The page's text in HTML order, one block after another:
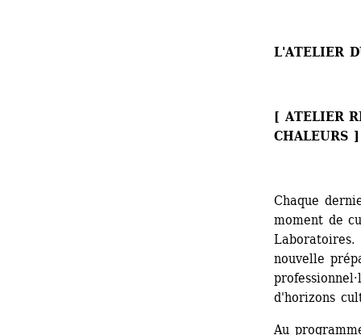
L'ATELIER
[ ATELIER
CHALEURS
Chaque
moment de
Laboratoires.
nouvelle
d'horizons
Au